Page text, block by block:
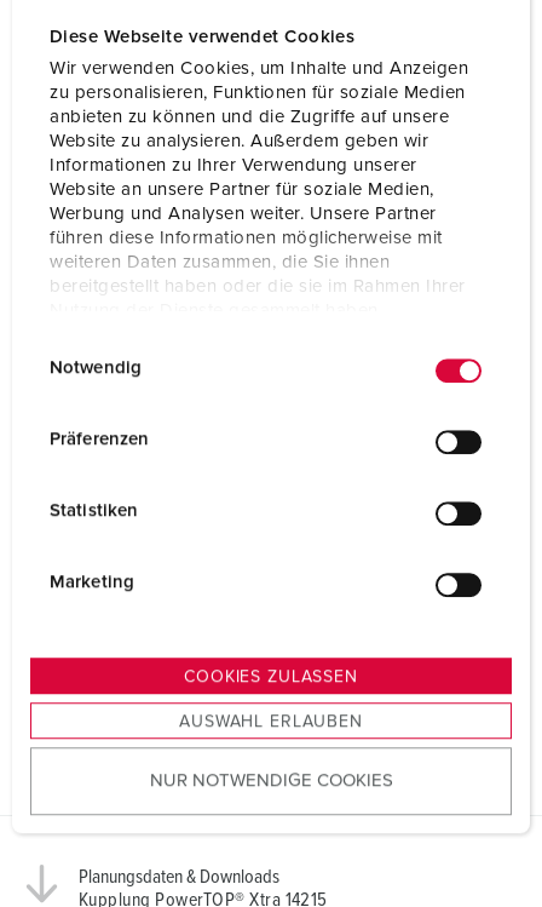
Diese Webseite verwendet Cookies
Wir verwenden Cookies, um Inhalte und Anzeigen
zu personalisieren, Funktionen für soziale Medien
anbieten zu können und die Zugriffe auf unsere
Website zu analysieren. Außerdem geben wir
Informationen zu Ihrer Verwendung unserer
Website an unsere Partner für soziale Medien,
Werbung und Analysen weiter. Unsere Partner
führen diese Informationen möglicherweise mit
weiteren Daten zusammen, die Sie ihnen
bereitgestellt haben oder die sie im Rahmen Ihrer
s
u
w
h
l
Notwendig
Präferenzen
Statistiken
Marketing
COOKIES ZULASSEN
AUSWAHL ERLAUBEN
NUR NOTWENDIGE COOKIES
CQC
Planungsdaten & Downloads
Kupplung PowerTOP® Xtra 14215